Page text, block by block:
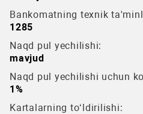
Bankomatning texnik
1285
Naqd pul yechilishi:
mavjud
Naqd pul yechilishi uchun
1%
Kartalarning to‘ldirilishi: